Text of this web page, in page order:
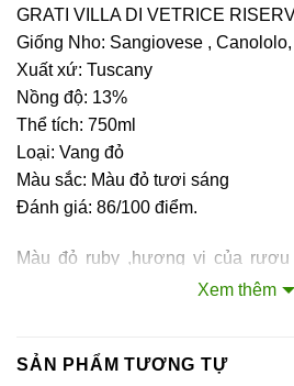
GRATI VILLA DI VETRICE
Giống Nho: Sangiovese ,
Xuất xứ: Tuscany
Nồng độ: 13%
Thể tích: 750ml
Loại: Vang đỏ
Màu sắc: Màu đỏ tươi sáng
Đánh giá: 86/100 điểm.
Màu đỏ ruby ,hương vị của
phức tạp, với tannin dai dẳng, độ
Xem thêm
SẢN PHẨM TƯƠNG TỰ